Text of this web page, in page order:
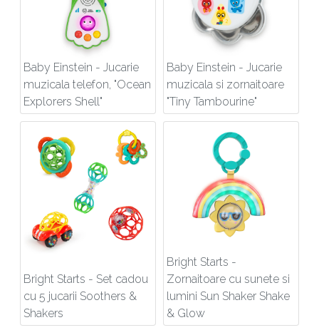
Baby Einstein - Jucarie
muzicala telefon, "Ocean
Explorers Shell"
Baby Einstein - Jucarie
muzicala si zornaitoare
"Tiny Tambourine"
Bright Starts - Set cadou
cu 5 jucarii Soothers &
Shakers
Bright Starts -
Zornaitoare cu sunete si
lumini Sun Shaker Shake
& Glow